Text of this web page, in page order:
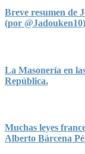
Breve resumen de
(por @Jadouken10)
La Masonería en
República.
Muchas leyes
Alberto Bárcena